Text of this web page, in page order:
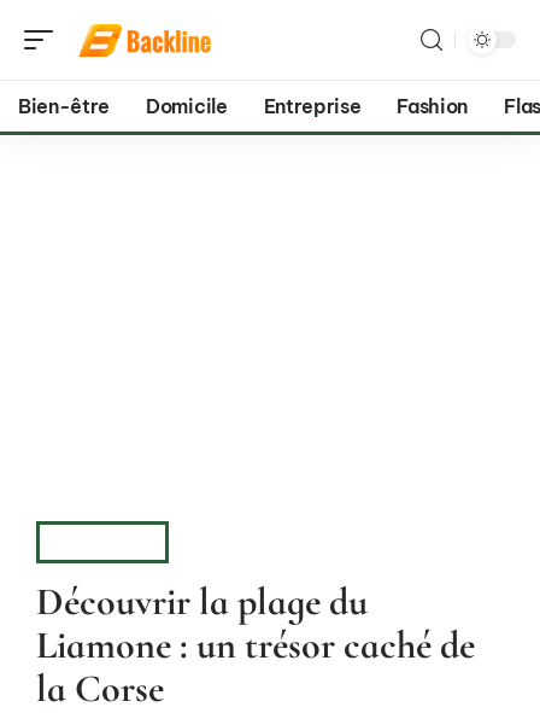
Bien-être Domicile Entreprise Fashion
Découvrir la plage du
Liamone : un trésor caché de
la Corse